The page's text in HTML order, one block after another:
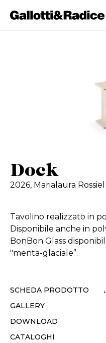
Dock
2026, Marialaura
Tavolino realizzato in
Disponibile anche in
BonBon Glass
"menta-glaciale”.
SCHEDA PRODOTTO
GALLERY
DOWNLOAD
CATALOGHI